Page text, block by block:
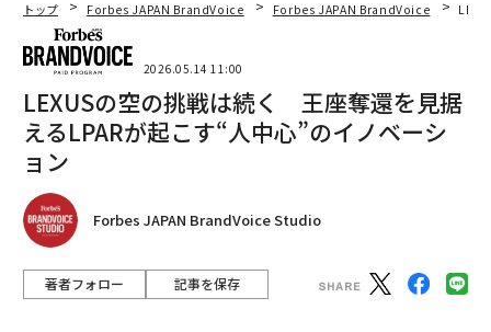
トップ Forbes JAPAN BrandVoice Forbes JAPAN BrandVoice
2026.05.14 11:00
LEXUSの空の挑戦は続く 王座奪還を見据
えるLPARが起こす“人中心”のイノベーシ
ョン
Forbes JAPAN BrandVoice Studio
著者フォロー 記事を保存